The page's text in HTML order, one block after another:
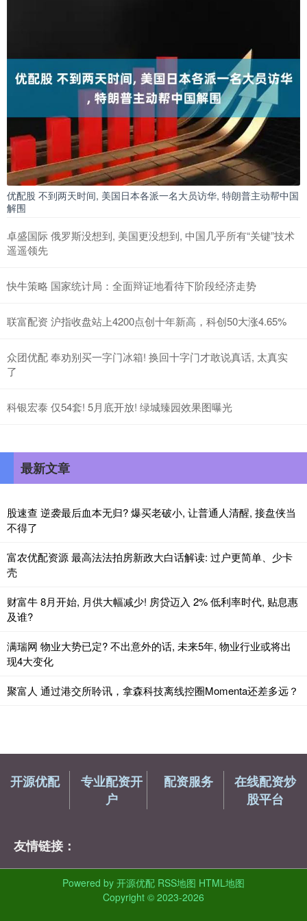
优配股 不到两天时间, 美国日本各派一名大员访华, 特朗普主动帮中国
解围
卓盛国际 俄罗斯没想到, 美国更没想到, 中国几乎所有“关键”技术
遥遥领先
快牛策略 国家统计局：全面辩证地看待下阶段经济走势
联富配资 沪指收盘站上4200点创十年新高，科创50大涨4.65%
众团优配 奉劝别买一字门冰箱! 换回十字门才敢说真话, 太真实
了
科银宏泰 仅54套! 5月底开放! 绿城臻园效果图曝光
最新文章
股速查 逆袭最后血本无归? 爆买老破小, 让普通人清醒, 接盘侠当
不得了
富农优配资源 最高法法拍房新政大白话解读: 过户更简单、少卡
壳
财富牛 8月开始, 月供大幅减少! 房贷迈入 2% 低利率时代, 贴息惠
及谁?
满瑞网 物业大势已定? 不出意外的话, 未来5年, 物业行业或将出
现4大变化
聚富人 通过港交所聆讯，拿森科技离线控圈Momenta还差多远？
开源优配
专业配资开
户
配资服务
在线配资炒
股平台
友情链接：
Powered by 开源优配 RSS地图 HTML地图
Copyright © 2023-2026